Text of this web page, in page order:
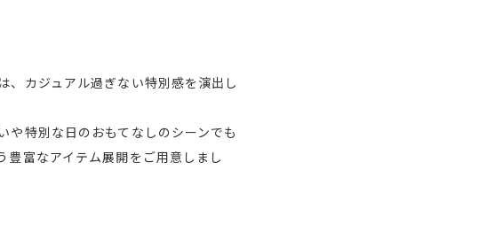
、カジュアル過ぎない特別感を演出し
や特別な日のおもてなしのシーンでも
富なアイテム展開をご用意しまし